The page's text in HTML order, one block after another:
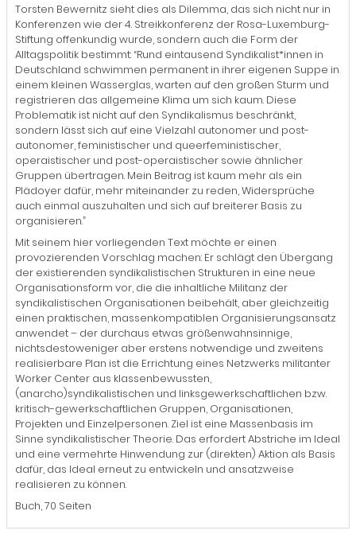
Torsten Bewernitz sieht dies als Dilemma, das sich nicht nur in
Konferenzen wie der 4. Streikkonferenz der Rosa-Luxemburg-
Stiftung offenkundig wurde, sondern auch die Form der
Alltagspolitik bestimmt: “Rund eintausend Syndikalist*innen in
Deutschland schwimmen permanent in ihrer eigenen Suppe in
einem kleinen Wasserglas, warten auf den großen Sturm und
registrieren das allgemeine Klima um sich kaum. Diese
Problematik ist nicht auf den Syndikalismus beschränkt,
sondern lässt sich auf eine Vielzahl autonomer und post-
autonomer, feministischer und queerfeministischer,
operaistischer und post-operaistischer sowie ähnlicher
Gruppen übertragen. Mein Beitrag ist kaum mehr als ein
Plädoyer dafür, mehr miteinander zu reden, Widersprüche
auch einmal auszuhalten und sich auf breiterer Basis zu
organisieren.”
Mit seinem hier vorliegenden Text möchte er einen
provozierenden Vorschlag machen: Er schlägt den Übergang
der existierenden syndikalistischen Strukturen in eine neue
Organisationsform vor, die die inhaltliche Militanz der
syndikalistischen Organisationen beibehält, aber gleichzeitig
einen praktischen, massenkompatiblen Organisierungsansatz
anwendet – der durchaus etwas größenwahnsinnige,
nichtsdestoweniger aber erstens notwendige und zweitens
realisierbare Plan ist die Errichtung eines Netzwerks militanter
Worker Center aus klassenbewussten,
(anarcho)syndikalistischen und linksgewerkschaftlichen bzw.
kritisch-gewerkschaftlichen Gruppen, Organisationen,
Projekten und Einzelpersonen. Ziel ist eine Massenbasis im
Sinne syndikalistischer Theorie. Das erfordert Abstriche im Ideal
und eine vermehrte Hinwendung zur (direkten) Aktion als Basis
dafür, das Ideal erneut zu entwickeln und ansatzweise
realisieren zu können.
Buch, 70 Seiten